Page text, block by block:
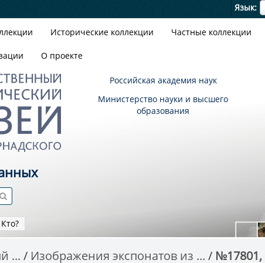
Язык
Исторические коллекции Частные коллекции
О проекте
Российская академия наук
Министерство науки и высшего
образования
Кто?
... Изображения экспонатов из ...